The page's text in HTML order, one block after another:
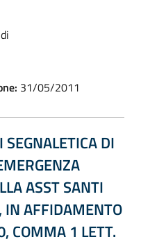
31/05/2011
DI
ASST SANTI
IN AFFIDAMENTO
COMMA 1 LETT.